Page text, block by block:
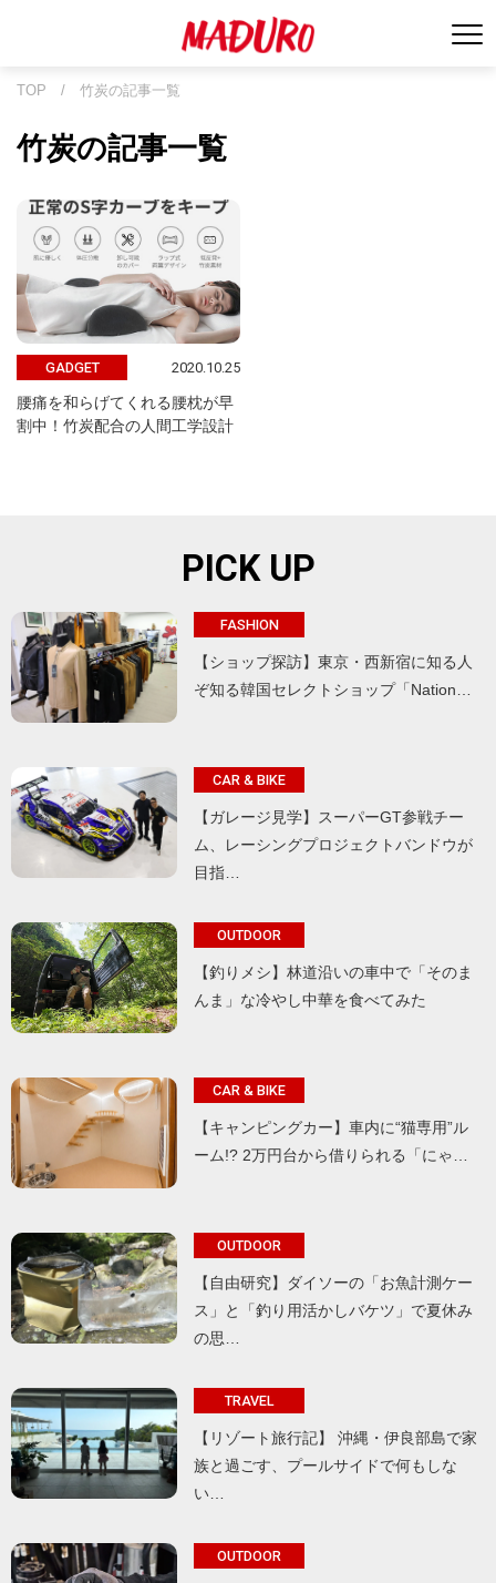
TOP / 竹炭の記事一覧
竹炭の記事一覧
GADGET 2020.10.25
腰痛を和らげてくれる腰枕が早
割中！竹炭配合の人間工学設計
PICK UP
FASHION
【ショップ探訪】東京・西新宿に知る人
ぞ知る韓国セレクトショップ「Nation…
CAR & BIKE
【ガレージ見学】スーパーGT参戦チー
ム、レーシングプロジェクトバンドウが
目指…
OUTDOOR
【釣りメシ】林道沿いの車中で「そのま
んま」な冷やし中華を食べてみた
CAR & BIKE
【キャンピングカー】車内に“猫専用”ル
ーム!? 2万円台から借りられる「にゃ…
OUTDOOR
【自由研究】ダイソーの「お魚計測ケー
ス」と「釣り用活かしバケツ」で夏休み
の思…
TRAVEL
【リゾート旅行記】 沖縄・伊良部島で家
族と過ごす、プールサイドで何もしな
い…
OUTDOOR